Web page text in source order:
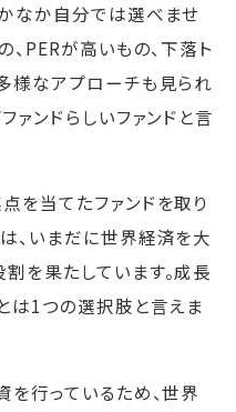
なか自分では選べませ
、PERが高いもの、下落ト
様なアプローチも見られ
ァンドらしいファンドと言
を当てたファンドを取り
、いまだに世界経済を大
を果たしています。成長
は1つの選択肢と言えま
を行っているため、世界